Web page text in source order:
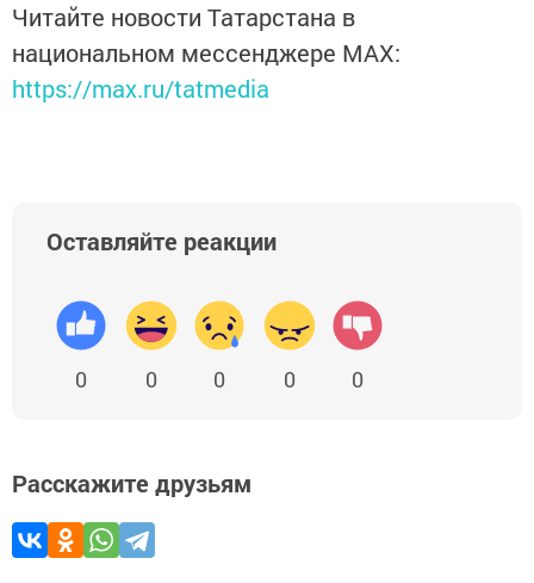
Читайте новости Татарстана в
национальном мессенджере MАХ:
https://max.ru/tatmedia
Оставляйте реакции
0 0 0 0 0
Расскажите друзьям